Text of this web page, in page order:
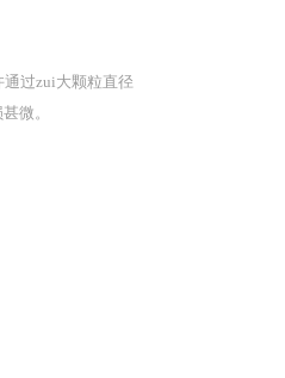
过zui大颗粒直径
微。